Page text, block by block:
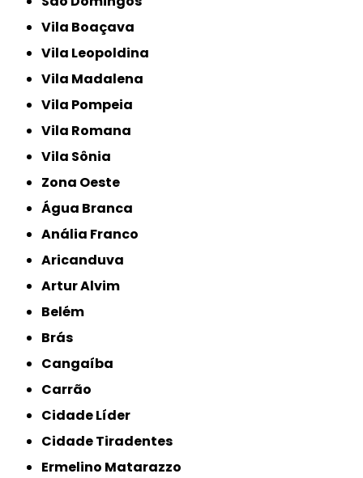
Vila Boaçava
Vila Leopoldina
Vila Madalena
Vila Pompeia
Vila Romana
Vila Sônia
Zona Oeste
Água Branca
Anália Franco
Aricanduva
Artur Alvim
Belém
Brás
Cangaíba
Carrão
Cidade Líder
Cidade Tiradentes
Ermelino Matarazzo